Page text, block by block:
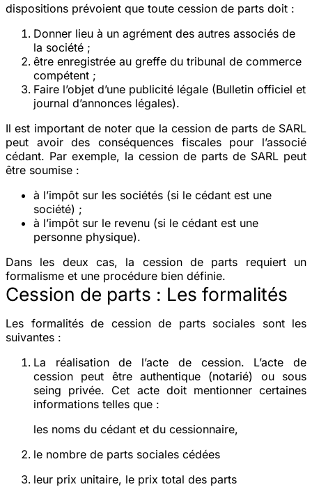
dispositions prévoient que toute cession de parts doit :
Donner lieu à un agrément des autres associés de
la société ;
être enregistrée au greffe du tribunal de commerce
compétent ;
Faire l’objet d’une publicité légale (Bulletin officiel et
journal d’annonces légales).
Il est important de noter que la cession de parts de SARL
peut avoir des conséquences fiscales pour l’associé
cédant. Par exemple, la cession de parts de SARL peut
être soumise :
à l’impôt sur les sociétés (si le cédant est une
société) ;
à l’impôt sur le revenu (si le cédant est une
personne physique).
Dans les deux cas, la cession de parts requiert un
formalisme et une procédure bien définie.
Cession de parts : Les formalités
Les formalités de cession de parts sociales sont les
suivantes :
La réalisation de l’acte de cession. L’acte de
cession peut être authentique (notarié) ou sous
seing privée. Cet acte doit mentionner certaines
informations telles que :
les noms du cédant et du cessionnaire,
le nombre de parts sociales cédées
leur prix unitaire, le prix total des parts